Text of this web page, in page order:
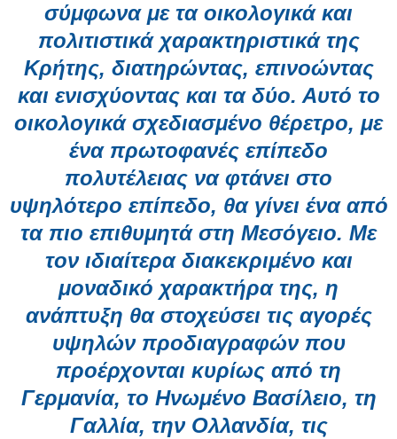
σύμφωνα με τα οικολογικά και
πολιτιστικά χαρακτηριστικά της
Κρήτης, διατηρώντας, επινοώντας
και ενισχύοντας και τα δύο. Αυτό το
οικολογικά σχεδιασμένο θέρετρο, με
ένα πρωτοφανές επίπεδο
πολυτέλειας να φτάνει στο
υψηλότερο επίπεδο, θα γίνει ένα από
τα πιο επιθυμητά στη Μεσόγειο. Με
τον ιδιαίτερα διακεκριμένο και
μοναδικό χαρακτήρα της, η
ανάπτυξη θα στοχεύσει τις αγορές
υψηλών προδιαγραφών που
προέρχονται κυρίως από τη
Γερμανία, το Ηνωμένο Βασίλειο, τη
Γαλλία, την Ολλανδία, τις